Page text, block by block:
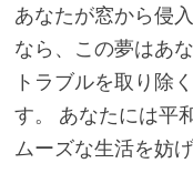
あなたが窓から侵
なら、この夢はあ
トラブルを取り除
す。 あなたには平
ムーズな生活を妨